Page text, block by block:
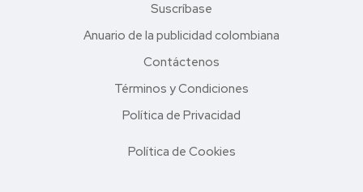
Suscríbase
Anuario de la publicidad colombiana
Contáctenos
Términos y Condiciones
Política de Privacidad
Política de Cookies